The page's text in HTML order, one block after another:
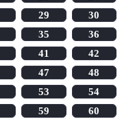
29
30
35
36
41
42
47
48
53
54
59 60